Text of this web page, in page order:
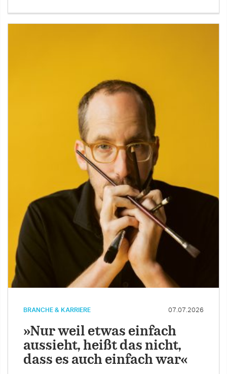
BRANCHE & KARRIERE 07.07.2026
»Nur weil etwas einfach
aussieht, heißt das nicht,
dass es auch einfach war«